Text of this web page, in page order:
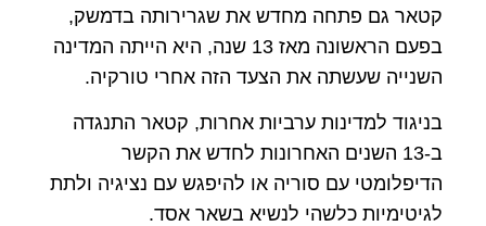
קטאר גם פתחה מחדש את שגרירותה בדמשק,
בפעם הראשונה מאז 13 שנה, היא הייתה המדינה
השנייה שעשתה את הצעד הזה אחרי טורקיה.
בניגוד למדינות ערביות אחרות, קטאר התנגדה
ב-13 השנים האחרונות לחדש את הקשר
הדיפלומטי עם סוריה או להיפגש עם נציגיה ולתת
לגיטימיות כלשהי לנשיא בשאר אסד.